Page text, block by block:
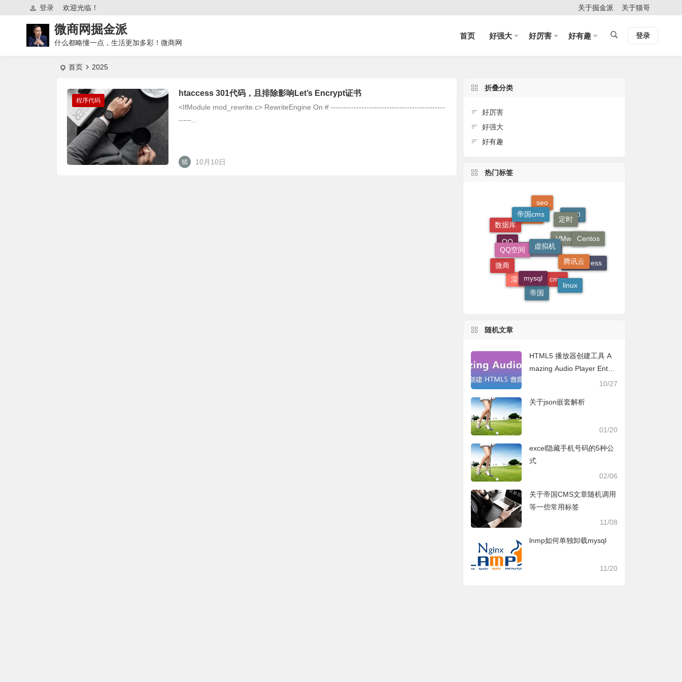
欢迎光临！
登录 关于掘金派 关于猫哥
登录
微商网掘金派
什么都略懂一点，生活更加多彩！微商网
首页 好强大 好厉害 好有趣
首页 2025
程序代码
htaccess 301代码，且排除影响Let’s Encrypt证书
<IfModule mod_rewrite.c> RewriteEngine On # ---------------------------------------------
-----...
10月10日
折叠分类
好厉害
好强大
好有趣
热门标签
微信
seo
O2O
VMware
phpmyadmin
QQ
数据库
帝国cms
定时
Centos
WordPress
cms
湿营销
微商
QQ空间
虚拟机
腾讯云
linux
帝国
mysql
随机文章
HTML5 播放器创建工具 A
mazing Audio Player Enter
10/27
关于json嵌套解析
01/20
excel隐藏手机号码的5种公
式
02/06
关于帝国CMS文章随机调用
等一些常用标签
11/08
lnmp如何单独卸载mysql
11/20